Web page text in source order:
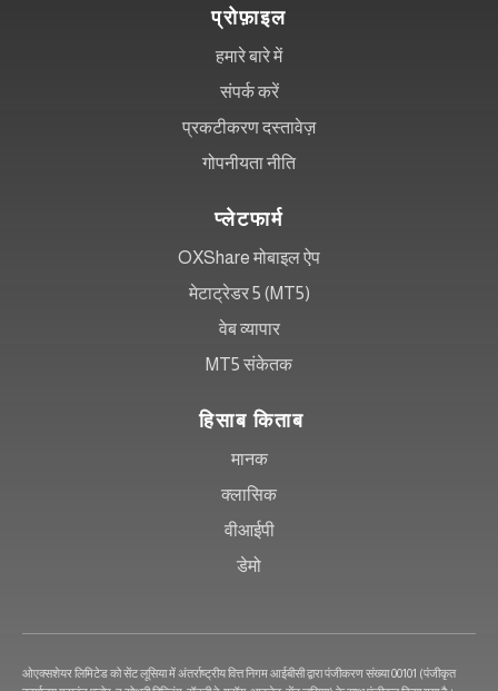
प्रोफ़ाइल
हमारे बारे में
संपर्क करें
प्रकटीकरण दस्तावेज़
गोपनीयता नीति
प्लेटफार्म
OXShare मोबाइल ऐप
मेटाट्रेडर 5 (MT5)
वेब व्यापार
MT5 संकेतक
हिसाब किताब
मानक
क्लासिक
वीआईपी
डेमो
ओएक्सशेयर लिमिटेड को सेंट लूसिया में अंतर्राष्ट्रीय वित्त निगम आईबीसी द्वारा पंजीकरण संख्या 00101 (पंजीकृत